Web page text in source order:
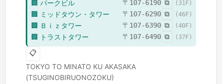
🏢 パークビル 〒 107-6190 ⧉ ( 31F)
🏢 ミッドタウン・タワー 〒 107-6290 ⧉ (46F)
🏢 Ｂｉｚタワー 〒 107-6390 ⧉ (40F)
🏢 トラストタワー 〒 107-6490 ⧉ ( 37F)
📋
TOKYO TO MINATO KU AKASAKA
(TSUGINOBIRUONOZOKU)